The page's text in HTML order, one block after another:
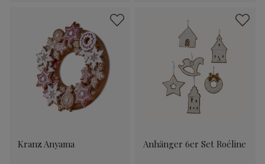
Kranz Anyama Anhänger 6er Set Roéline